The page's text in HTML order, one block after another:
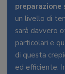
preparazione
un livello di
sarà davvero
particolari e
di questa
ed efficiente.